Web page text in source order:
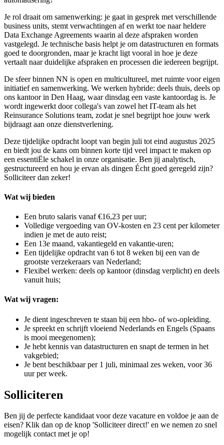
Je rol draait om samenwerking: je gaat in gesprek met verschillende
business units, stemt verwachtingen af en werkt toe naar heldere
Data Exchange Agreements waarin al deze afspraken worden
vastgelegd. Je technische basis helpt je om datastructuren en formats
goed te doorgronden, maar je kracht ligt vooral in hoe je deze
vertaalt naar duidelijke afspraken en processen die iedereen begrijpt.
De sfeer binnen NN is open en multicultureel, met ruimte voor eigen
initiatief en samenwerking. We werken hybride: deels thuis, deels op
ons kantoor in Den Haag, waar dinsdag een vaste kantoordag is. Je
wordt ingewerkt door collega's van zowel het IT-team als het
Reinsurance Solutions team, zodat je snel begrijpt hoe jouw werk
bijdraagt aan onze dienstverlening.
Deze tijdelijke opdracht loopt van begin juli tot eind augustus 2025
en biedt jou de kans om binnen korte tijd veel impact te maken op
een essentiËle schakel in onze organisatie. Ben jij analytisch,
gestructureerd en hou je ervan als dingen Écht goed geregeld zijn?
Solliciteer dan zeker!
Wat wij bieden
Een bruto salaris vanaf €16,23 per uur;
Volledige vergoeding van OV-kosten en 23 cent per kilometer
indien je met de auto reist;
Een 13e maand, vakantiegeld en vakantie-uren;
Een tijdelijke opdracht van 6 tot 8 weken bij een van de
grootste verzekeraars van Nederland;
Flexibel werken: deels op kantoor (dinsdag verplicht) en deels
vanuit huis;
Wat wij vragen:
Je dient ingeschreven te staan bij een hbo- of wo-opleiding.
Je spreekt en schrijft vloeiend Nederlands en Engels (Spaans
is mooi meegenomen);
Je hebt kennis van datastructuren en snapt de termen in het
vakgebied;
Je bent beschikbaar per 1 juli, minimaal zes weken, voor 36
uur per week.
Solliciteren
Ben jij de perfecte kandidaat voor deze vacature en voldoe je aan de
eisen? Klik dan op de knop 'Solliciteer direct!' en we nemen zo snel
mogelijk contact met je op!